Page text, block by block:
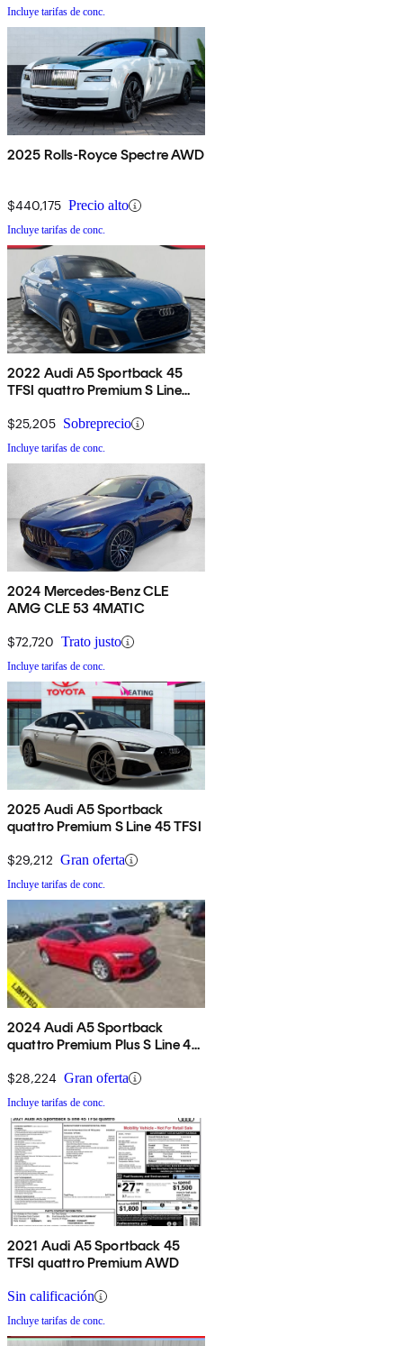
Incluye tarifas de conc.
2025 Rolls-Royce Spectre AWD
$440,175 Precio alto
Incluye tarifas de conc.
2022 Audi A5 Sportback 45
TFSI quattro Premium S Line
$25,205 Sobreprecio
Incluye tarifas de conc.
2024 Mercedes-Benz CLE
AMG CLE 53 4MATIC
$72,720 Trato justo
Incluye tarifas de conc.
2025 Audi A5 Sportback
quattro Premium S Line 45 TFSI
$29,212 Gran oferta
Incluye tarifas de conc.
2024 Audi A5 Sportback
quattro Premium Plus S Line 45
$28,224 Gran oferta
Incluye tarifas de conc.
2021 Audi A5 Sportback 45
TFSI quattro Premium AWD
Sin calificación
Incluye tarifas de conc.